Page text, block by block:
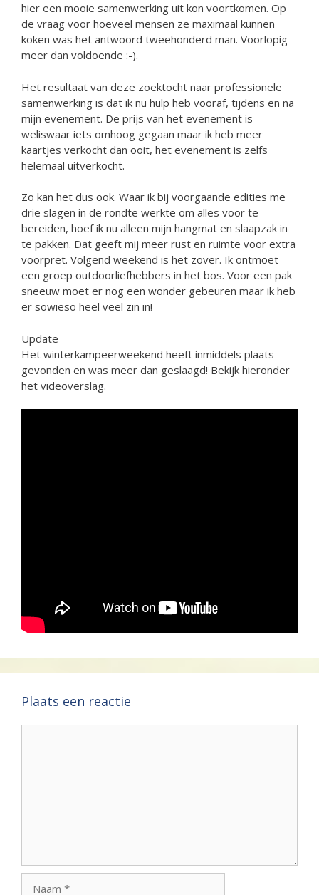
hier een mooie samenwerking uit kon voortkomen. Op
de vraag voor hoeveel mensen ze maximaal kunnen
koken was het antwoord tweehonderd man. Voorlopig
meer dan voldoende :-).
Het resultaat van deze zoektocht naar professionele
samenwerking is dat ik nu hulp heb vooraf, tijdens en na
mijn evenement. De prijs van het evenement is
weliswaar iets omhoog gegaan maar ik heb meer
kaartjes verkocht dan ooit, het evenement is zelfs
helemaal uitverkocht.
Zo kan het dus ook. Waar ik bij voorgaande edities me
drie slagen in de rondte werkte om alles voor te
bereiden, hoef ik nu alleen mijn hangmat en slaapzak in
te pakken. Dat geeft mij meer rust en ruimte voor extra
voorpret. Volgend weekend is het zover. Ik ontmoet
een groep outdoorliefhebbers in het bos. Voor een pak
sneeuw moet er nog een wonder gebeuren maar ik heb
er sowieso heel veel zin in!
Update
Het winterkampeerweekend heeft inmiddels plaats
gevonden en was meer dan geslaagd! Bekijk hieronder
het videoverslag.
Plaats een reactie